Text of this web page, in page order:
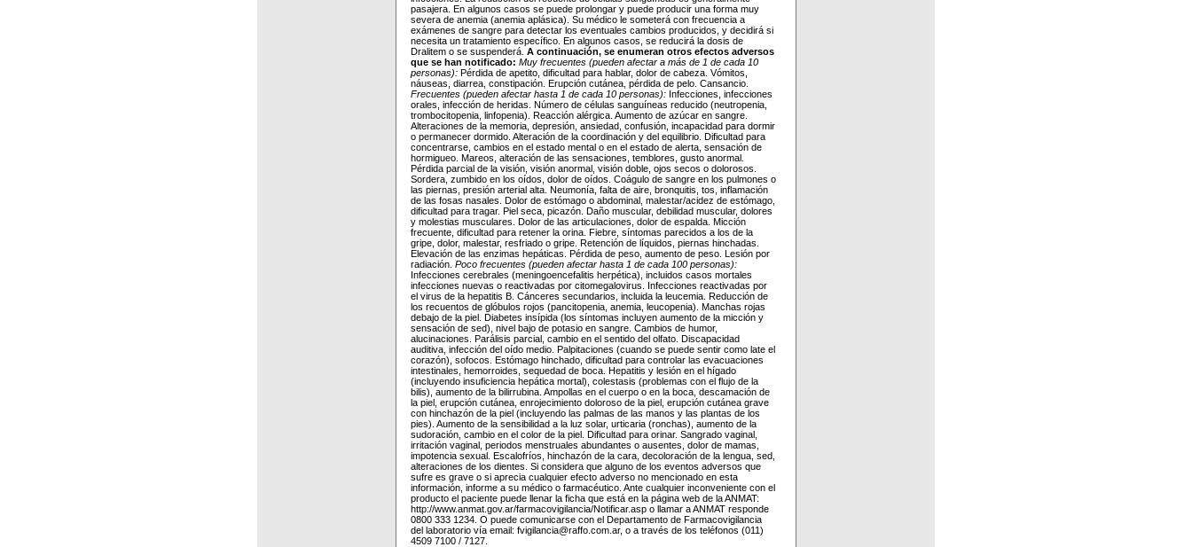
pasajera. En algunos casos se puede prolongar y puede producir una forma muy
severa de anemia (anemia aplásica). Su médico le someterá con frecuencia a
exámenes de sangre para detectar los eventuales cambios producidos, y decidirá si
necesita un tratamiento específico. En algunos casos, se reducirá la dosis de
Dralitem o se suspenderá. A continuación, se enumeran otros efectos adversos
que se han notificado: Muy frecuentes (pueden afectar a más de 1 de cada 10
personas): Pérdida de apetito, dificultad para hablar, dolor de cabeza. Vómitos,
náuseas, diarrea, constipación. Erupción cutánea, pérdida de pelo. Cansancio.
Frecuentes (pueden afectar hasta 1 de cada 10 personas): Infecciones, infecciones
orales, infección de heridas. Número de células sanguíneas reducido (neutropenia,
trombocitopenia, linfopenia). Reacción alérgica. Aumento de azúcar en sangre.
Alteraciones de la memoria, depresión, ansiedad, confusión, incapacidad para dormir
o permanecer dormido. Alteración de la coordinación y del equilibrio. Dificultad para
concentrarse, cambios en el estado mental o en el estado de alerta, sensación de
hormigueo. Mareos, alteración de las sensaciones, temblores, gusto anormal.
Pérdida parcial de la visión, visión anormal, visión doble, ojos secos o dolorosos.
Sordera, zumbido en los oídos, dolor de oídos. Coágulo de sangre en los pulmones o
las piernas, presión arterial alta. Neumonía, falta de aire, bronquitis, tos, inflamación
de las fosas nasales. Dolor de estómago o abdominal, malestar/acidez de estómago,
dificultad para tragar. Piel seca, picazón. Daño muscular, debilidad muscular, dolores
y molestias musculares. Dolor de las articulaciones, dolor de espalda. Micción
frecuente, dificultad para retener la orina. Fiebre, síntomas parecidos a los de la
gripe, dolor, malestar, resfriado o gripe. Retención de líquidos, piernas hinchadas.
Elevación de las enzimas hepáticas. Pérdida de peso, aumento de peso. Lesión por
radiación. Poco frecuentes (pueden afectar hasta 1 de cada 100 personas):
Infecciones cerebrales (meningoencefalitis herpética), incluidos casos mortales
infecciones nuevas o reactivadas por citomegalovirus. Infecciones reactivadas por
el virus de la hepatitis B. Cánceres secundarios, incluida la leucemia. Reducción de
los recuentos de glóbulos rojos (pancitopenia, anemia, leucopenia). Manchas rojas
debajo de la piel. Diabetes insípida (los síntomas incluyen aumento de la micción y
sensación de sed), nivel bajo de potasio en sangre. Cambios de humor,
alucinaciones. Parálisis parcial, cambio en el sentido del olfato. Discapacidad
auditiva, infección del oído medio. Palpitaciones (cuando se puede sentir como late el
corazón), sofocos. Estómago hinchado, dificultad para controlar las evacuaciones
intestinales, hemorroides, sequedad de boca. Hepatitis y lesión en el hígado
(incluyendo insuficiencia hepática mortal), colestasis (problemas con el flujo de la
bilis), aumento de la bilirrubina. Ampollas en el cuerpo o en la boca, descamación de
la piel, erupción cutánea, enrojecimiento doloroso de la piel, erupción cutánea grave
con hinchazón de la piel (incluyendo las palmas de las manos y las plantas de los
pies). Aumento de la sensibilidad a la luz solar, urticaria (ronchas), aumento de la
sudoración, cambio en el color de la piel. Dificultad para orinar. Sangrado vaginal,
irritación vaginal, periodos menstruales abundantes o ausentes, dolor de mamas,
impotencia sexual. Escalofríos, hinchazón de la cara, decoloración de la lengua, sed,
alteraciones de los dientes. Si considera que alguno de los eventos adversos que
sufre es grave o si aprecia cualquier efecto adverso no mencionado en esta
información, informe a su médico o farmacéutico. Ante cualquier inconveniente con el
producto el paciente puede llenar la ficha que está en la página web de la ANMAT:
http://www.anmat.gov.ar/farmacovigilancia/Notificar.asp o llamar a ANMAT responde
0800 333 1234. O puede comunicarse con el Departamento de Farmacovigilancia
del laboratorio vía email: fvigilancia@raffo.com.ar, o a través de los teléfonos (011)
4509 7100 / 7127.